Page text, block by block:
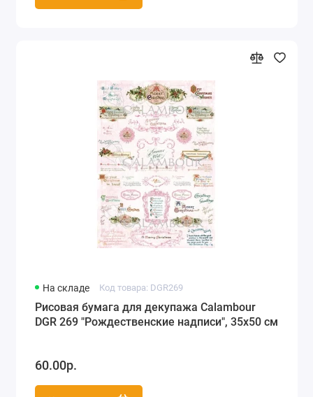
На складе Код товара: DGR269
Рисовая бумага для декупажа Calambour
DGR 269 "Рождественские надписи", 35х50 см
60.00р.